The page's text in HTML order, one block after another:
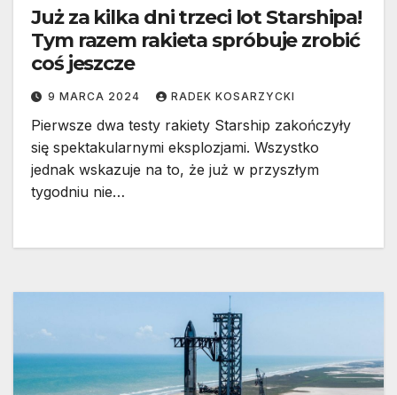
Już za kilka dni trzeci lot Starshipa!
Tym razem rakieta spróbuje zrobić
coś jeszcze
9 MARCA 2024 RADEK KOSARZYCKI
Pierwsze dwa testy rakiety Starship zakończyły
się spektakularnymi eksplozjami. Wszystko
jednak wskazuje na to, że już w przyszłym
tygodniu nie…